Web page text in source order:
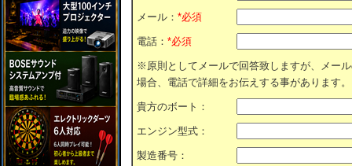
メール： *必須
電話： *必須
※原則としてメールで回答致しますが、メー
場合、電話で詳細をお伝えする事があります。
貴方のボート：
エンジン型式：
製造番号：